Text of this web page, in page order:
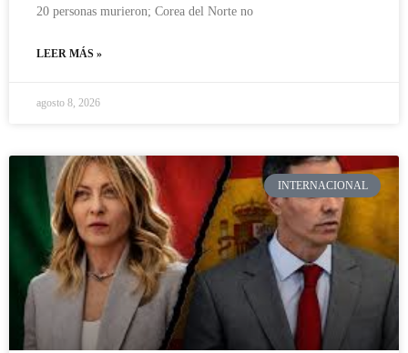
20 personas murieron; Corea del Norte no
LEER MÁS »
agosto 8, 2026
INTERNACIONAL